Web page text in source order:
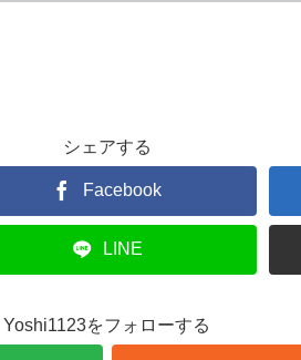
シェアする
Facebook
LINE
Yoshi1123をフォローする